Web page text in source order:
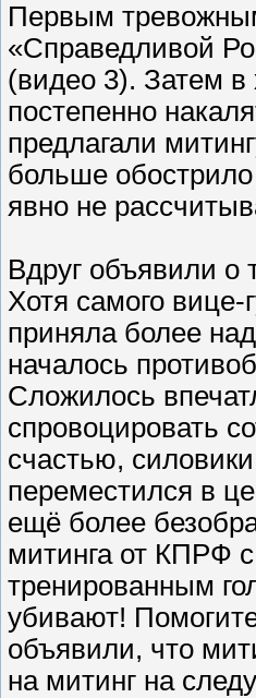
Первым
«Справедливой
(видео 3). Затем
постепенно
предлагали
больше
явно не
Вдруг объявили о
Хотя самого
приняла более
началось
Сложилось
спровоцировать
счастью,
переместился в
ещё более
митинга от КПРФ
тренированным
убивают!
объявили, что
на митинг на